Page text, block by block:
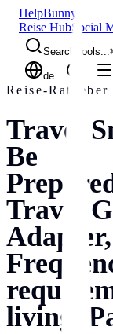
HelpBunny
Reise HubSocial
Search tools...
de
Reise-Ratgeber
Travel
Be
Travel
living,